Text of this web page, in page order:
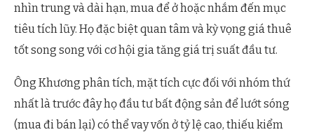
nhìn trung và dài hạn, mua để ở hoặc nhắm đến mục
tiêu tích lũy. Họ đặc biệt quan tâm và kỳ vọng giá thuê
tốt song song với cơ hội gia tăng giá trị suất đầu tư.
Ông Khương phân tích, mặt tích cực đối với nhóm thứ
nhất là trước đây họ đầu tư bất động sản để lướt sóng
(mua đi bán lại) có thể vay vốn ở tỷ lệ cao, thiếu kiểm